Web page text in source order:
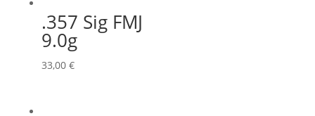
.357 Sig FMJ
9.0g
33,00 €